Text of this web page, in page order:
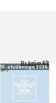
15. studenoga 2025.